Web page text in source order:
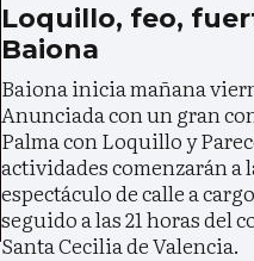
Loquillo, feo,
Baiona
Baiona inicia mañana
Anunciada con un gran
Palma con Loquillo y
actividades comenzarán a
espectáculo de calle a
seguido a las 21 horas del
Santa Cecilia de Valencia.